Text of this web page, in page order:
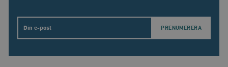
Email